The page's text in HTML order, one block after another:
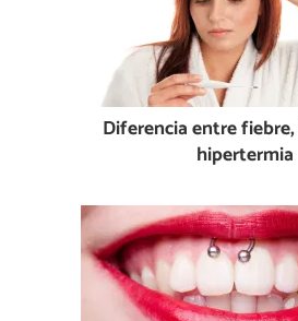
Diferencia entre
hipertermia